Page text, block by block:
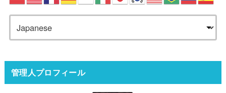
管理人プロフィール